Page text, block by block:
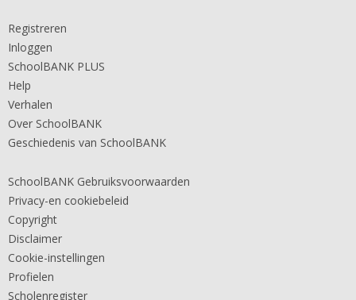
Registreren
Inloggen
SchoolBANK PLUS
Help
Verhalen
Over SchoolBANK
Geschiedenis van SchoolBANK
SchoolBANK Gebruiksvoorwaarden
Privacy-en cookiebeleid
Copyright
Disclaimer
Cookie-instellingen
Profielen
Scholenregister